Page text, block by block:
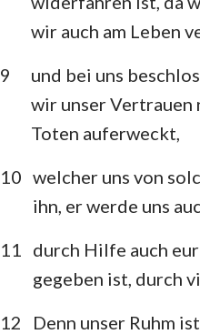
Micha
Habakuk
Haggai
Maleachi
wir auch am Leben
9
und bei uns
wir unser Vertrauen
Toten auferweckt,
10 welcher uns von
ihn, er werde uns
11 durch Hilfe auch
gegeben ist, durch
12
Denn unser Ruhm